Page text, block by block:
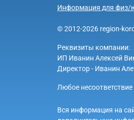
Информация для физ/
© 2012-2026 region-
Реквизиты компании:
ИП Иванин Алексей
Директор - Иванин
Любое
Вся информация на